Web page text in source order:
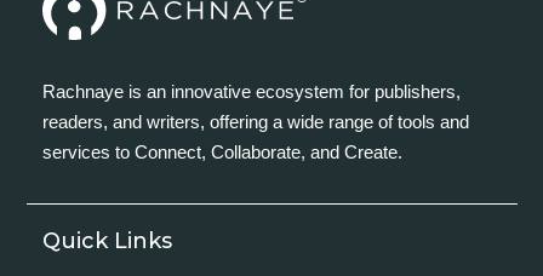
Rachnaye is an innovative ecosystem for publishers,
readers, and writers, offering a wide range of tools and
services to Connect, Collaborate, and Create.
Quick Links